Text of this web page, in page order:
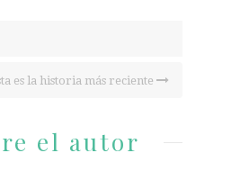
es la historia más reciente
el autor